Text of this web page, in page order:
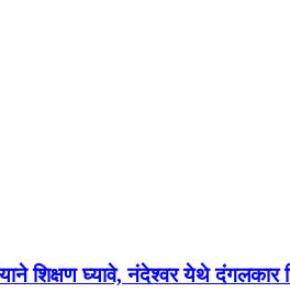
शिक्षण घ्यावे, नंदेश्वर येथे